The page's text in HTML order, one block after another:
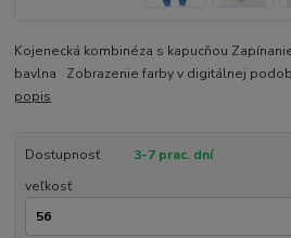
Kojenecká kombinéza s kapucňou
bavlna Zobrazenie farby v digitálnej
popis
Dostupnosť
3-7 prac. dní
veľkosť